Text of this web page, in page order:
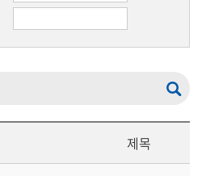
제목